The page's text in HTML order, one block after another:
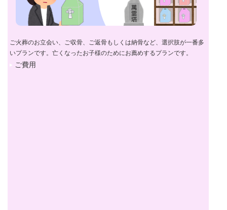
ご火葬のお立会い、ご収骨、ご返骨もしくは納骨など、選択肢が一番多
いプランです。亡くなったお子様のためにお薦めするプランです。
ご費用